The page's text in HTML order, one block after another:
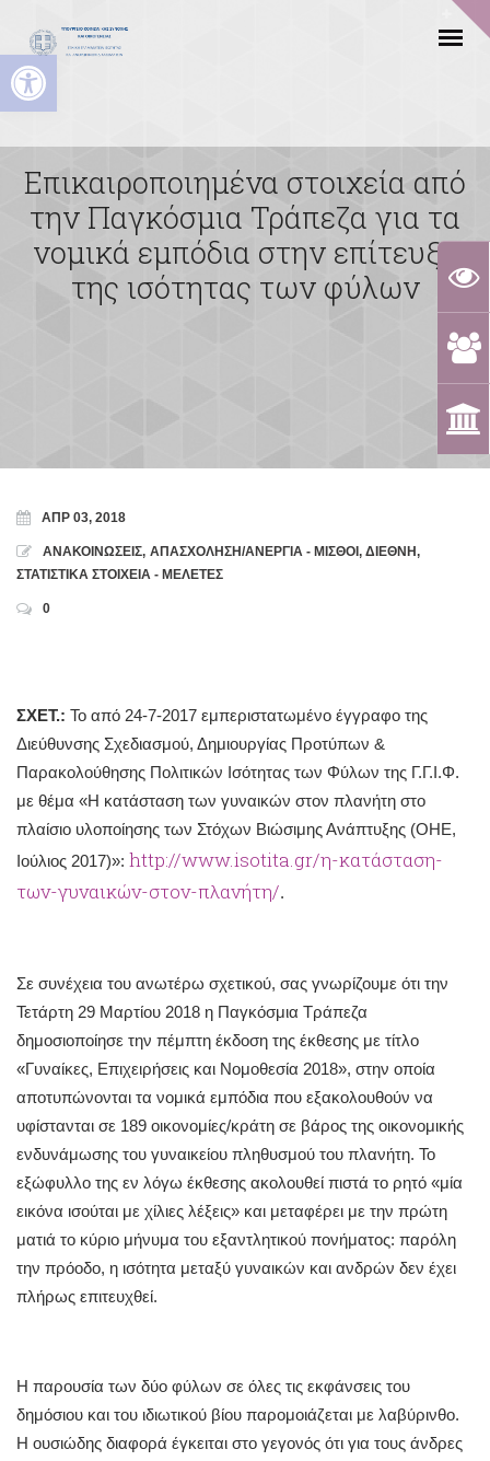
Ανοίξτε τη γραμμή εργαλείων
Επικαιροποιημένα στοιχεία από
την Παγκόσμια Τράπεζα για τα
νομικά εμπόδια στην επίτευξη
της ισότητας των φύλων
ΑΠΡ 03, 2018
ΑΝΑΚΟΙΝΩΣΕΙΣ, ΑΠΑΣΧΟΛΗΣΗ/ΑΝΕΡΓΙΑ - ΜΙΣΘΟΙ , ΔΙΕΘΝΗ,
ΣΤΑΤΙΣΤΙΚΑ ΣΤΟΙΧΕΙΑ - ΜΕΛΕΤΕΣ
0
ΣΧΕΤ.: Το από 24-7-2017 εμπεριστατωμένο έγγραφο της
Διεύθυνσης Σχεδιασμού, Δημιουργίας Προτύπων &
Παρακολούθησης Πολιτικών Ισότητας των Φύλων της Γ.Γ.Ι.Φ.
με θέμα «Η κατάσταση των γυναικών στον πλανήτη στο
πλαίσιο υλοποίησης των Στόχων Βιώσιμης Ανάπτυξης (ΟΗΕ,
Ιούλιος 2017)»: http://www.isotita.gr/η-κατάσταση-
των-γυναικών-στον-πλανήτη/.
Σε συνέχεια του ανωτέρω σχετικού, σας γνωρίζουμε ότι την
Τετάρτη 29 Μαρτίου 2018 η Παγκόσμια Τράπεζα
δημοσιοποίησε την πέμπτη έκδοση της έκθεσης με τίτλο
«Γυναίκες, Επιχειρήσεις και Νομοθεσία 2018», στην οποία
αποτυπώνονται τα νομικά εμπόδια που εξακολουθούν να
υφίστανται σε 189 οικονομίες/κράτη σε βάρος της οικονομικής
ενδυνάμωσης του γυναικείου πληθυσμού του πλανήτη. Το
εξώφυλλο της εν λόγω έκθεσης ακολουθεί πιστά το ρητό «μία
εικόνα ισούται με χίλιες λέξεις» και μεταφέρει με την πρώτη
ματιά το κύριο μήνυμα του εξαντλητικού πονήματος: παρόλη
την πρόοδο, η ισότητα μεταξύ γυναικών και ανδρών δεν έχει
πλήρως επιτευχθεί.
Η παρουσία των δύο φύλων σε όλες τις εκφάνσεις του
δημόσιου και του ιδιωτικού βίου παρομοιάζεται με λαβύρινθο.
Η ουσιώδης διαφορά έγκειται στο γεγονός ότι για τους άνδρες